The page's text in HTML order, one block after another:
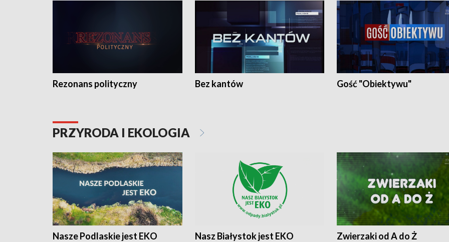
Rezonans polityczny Bez kantów Gość "Obiektywu"
PRZYRODA I EKOLOGIA
Nasze Podlaskie jest EKO Nasz Białystok jest EKO Zwierzaki od A do Ż